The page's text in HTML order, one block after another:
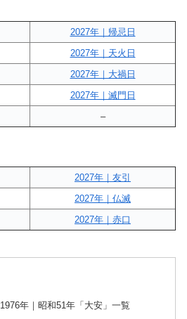
2027年｜帰忌日
2027年｜天火日
2027年｜大禍日
2027年｜滅門日
–
2027年｜友引
2027年｜仏滅
2027年｜赤口
1976年｜昭和51年「大安」一覧